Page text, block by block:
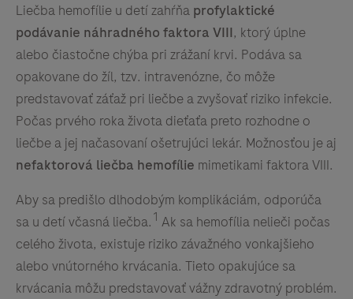
Liečba hemofílie u detí zahŕňa profylaktické
podávanie náhradného faktora VIII, ktorý úplne
alebo čiastočne chýba pri zrážaní krvi. Podáva sa
opakovane do žíl, tzv. intravenózne, čo môže
predstavovať záťaž pri liečbe a zvyšovať riziko infekcie.
Počas prvého roka života dieťaťa preto rozhodne o
liečbe a jej načasovaní ošetrujúci lekár. Možnosťou je aj
nefaktorová liečba hemofílie mimetikami faktora VIII.
Aby sa predišlo dlhodobým komplikáciám, odporúča
sa u detí včasná liečba. 1 Ak sa hemofília nelieči počas
celého života, existuje riziko závažného vonkajšieho
alebo vnútorného krvácania. Tieto opakujúce sa
krvácania môžu predstavovať vážny zdravotný problém.